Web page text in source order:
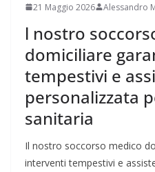
21 Maggio 2026 Alessandro
l nostro
domiciliare
tempestivi e
personalizzata
sanitaria
Il nostro soccorso medico
interventi tempestivi e